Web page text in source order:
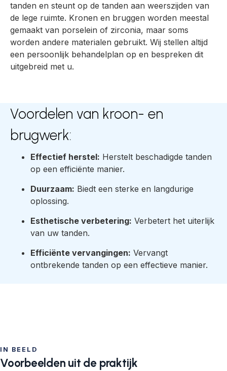
tanden en steunt op de tanden aan weerszijden van
de lege ruimte. Kronen en bruggen worden meestal
gemaakt van porselein of zirconia, maar soms
worden andere materialen gebruikt. Wij stellen altijd
een persoonlijk behandelplan op en bespreken dit
uitgebreid met u.
Voordelen van kroon- en
brugwerk:
Effectief herstel: Herstelt beschadigde tanden
op een efficiënte manier.
Duurzaam: Biedt een sterke en langdurige
oplossing.
Esthetische verbetering: Verbetert het uiterlijk
van uw tanden.
Efficiënte vervangingen: Vervangt
ontbrekende tanden op een effectieve manier.
IN BEELD
Voorbeelden uit de praktijk